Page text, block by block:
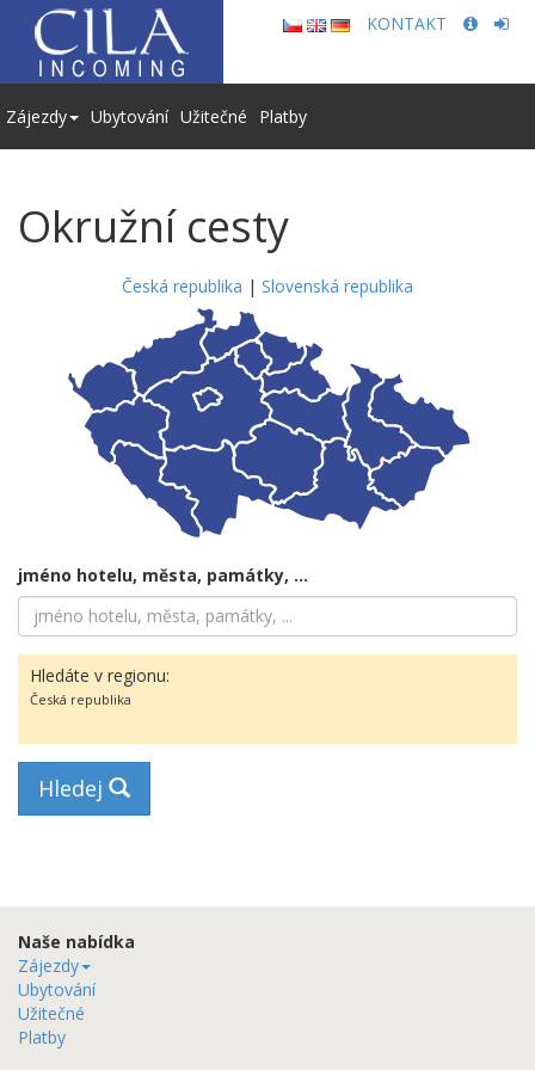
KONTAKT
Zájezdy Ubytování Užitečné Platby
Okružní cesty
Česká republika | Slovenská republika
jméno hotelu, města, památky, ...
Hledáte v regionu:
Česká republika
Hledej
Naše nabídka
Zájezdy
Ubytování
Užitečné
Platby